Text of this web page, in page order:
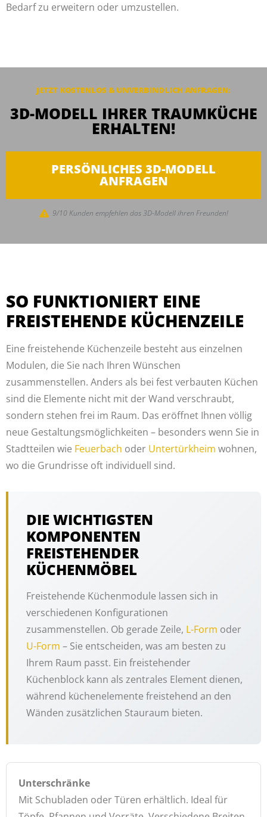
Bedarf zu erweitern oder umzustellen.
JETZT KOSTENLOS & UNVERBINDLICH ANFRAGEN:
3D-MODELL IHRER TRAUMKÜCHE
ERHALTEN!
PERSÖNLICHES 3D-MODELL
ANFRAGEN
9/10 Kunden empfehlen das 3D-Modell ihren Freunden!
SO FUNKTIONIERT EINE
FREISTEHENDE KÜCHENZEILE
Eine freistehende Küchenzeile besteht aus einzelnen
Modulen, die Sie nach Ihren Wünschen
zusammenstellen. Anders als bei fest verbauten Küchen
sind die Elemente nicht mit der Wand verschraubt,
sondern stehen frei im Raum. Das eröffnet Ihnen völlig
neue Gestaltungsmöglichkeiten – besonders wenn Sie in
Stadtteilen wie Feuerbach oder Untertürkheim wohnen,
wo die Grundrisse oft individuell sind.
DIE WICHTIGSTEN
KOMPONENTEN
FREISTEHENDER
KÜCHENMÖBEL
Freistehende Küchenmodule lassen sich in
verschiedenen Konfigurationen
zusammenstellen. Ob gerade Zeile, L-Form oder
U-Form – Sie entscheiden, was am besten zu
Ihrem Raum passt. Ein freistehender
Küchenblock kann als zentrales Element dienen,
während küchenelemente freistehend an den
Wänden zusätzlichen Stauraum bieten.
Unterschränke
Mit Schubladen oder Türen erhältlich. Ideal für